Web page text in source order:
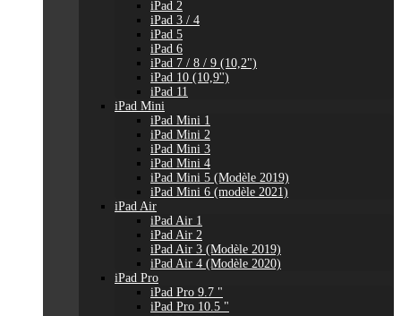
iPad 2
iPad 3 / 4
iPad 5
iPad 6
iPad 7 / 8 / 9 (10,2")
iPad 10 (10,9'')
iPad 11
iPad Mini
iPad Mini 1
iPad Mini 2
iPad Mini 3
iPad Mini 4
iPad Mini 5 (Modèle 2019)
iPad Mini 6 (modèle 2021)
iPad Air
iPad Air 1
iPad Air 2
iPad Air 3 (Modèle 2019)
iPad Air 4 (Modèle 2020)
iPad Pro
iPad Pro 9.7 "
iPad Pro 10.5 "